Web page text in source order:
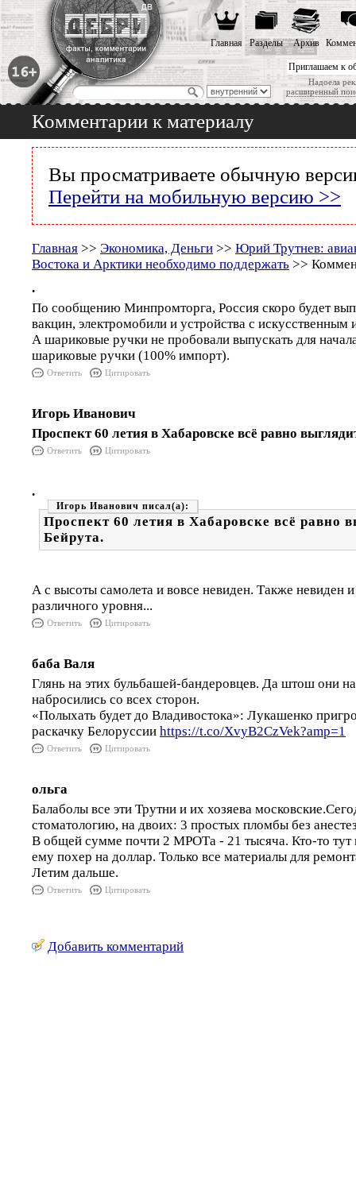
Приглашаем к
Надоела
расширенный
Главная Разделы Архив
Комментарии к материалу
Вы просматриваете обычную
Перейти на мобильную версию >>
Главная >> Экономика, Деньги >> Юрий Трутнев:
Востока и Арктики необходимо поддержать >>
.
По сообщению Минпромторга, Россия скоро будет
вакцин, электромобили и устройства с искусственным
А шариковые ручки не пробовали выпускать для
шариковые ручки (100% импорт).
Ответить Цитировать
Игорь Иванович
Проспект 60 летия в Хабаровске всё равно
Ответить Цитировать
.
Игорь Иванович
Проспект 60 летия в Хабаровске всё равно
Бейрута.
А с высоты самолета и вовсе невиден. Также невиден
различного уровня...
Ответить Цитировать
баба Валя
Глянь на этих бульбашей-бандеровцев. Да штош они
набросились со всех сторон.
«Полыхать будет до Владивостока»: Лукашенко
раскачку Белоруссии https://t.co/XvyB2CzVek?amp=1
Ответить Цитировать
ольга
Балаболы все эти Трутни и их хозяева
стоматологию, на двоих: 3 простых пломбы без
В общей сумме почти 2 МРОТа - 21 тысяча. Кто-то тут
ему похер на доллар. Только все материалы для
Летим дальше.
Ответить Цитировать
Добавить комментарий